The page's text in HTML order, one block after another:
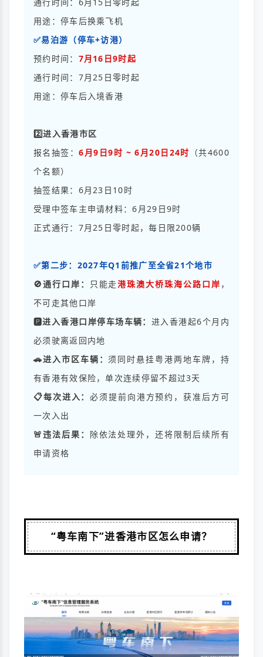
用途：停车后换乘飞机
✅易泊游 （停车+访港）
预约时间： 7月16日9时起
通行时间：7月25日零时起
用途：停车后入境香港
2️⃣进入香港市区
报名抽签：6月9日9时 ~ 6月20日24时 （共4600
个名额）
抽签结果：6月23日10时
受理中签车主申请材料：6月29日9时
正式通行：7月25日零时起，每日限200辆
✅第二步：2027年Q1前推广至全省21个地市
🚫通行口岸：
只能走港珠澳大桥珠海公路口岸 ，
不可走其他口岸
🅿️进入香港口岸停车场车辆： 进入香港起6个月内
必须驶离返回内地
🚗进入市区车辆： 须同时悬挂粤港两地车牌，持
有香港有效保险，单次连续停留不超过3天
📋每次进入：必须提前向港方预约，获准后方可
一次入出
🚨违法后果： 除依法处理外，还将限制后续所有
申请资格
“粤车南下”进香港市区怎么申请？